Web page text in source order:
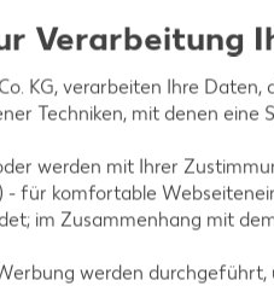
Verarbeitung
KG, verarbeiten Ihre
Techniken, mit denen eine
werden mit Ihrer
) - für komfortable
im Zusammenhang mit
werden